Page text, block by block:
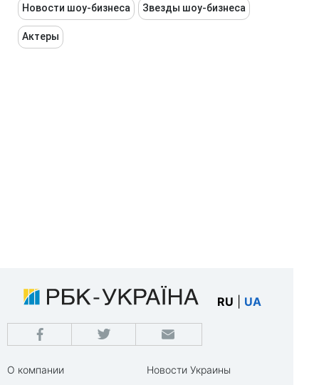
Новости шоу-бизнеса Звезды шоу-бизнеса
Актеры
RU UA
О компании
Новости Украины